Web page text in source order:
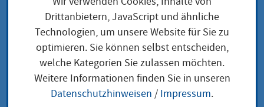
Einkaufsfahrt der
Drittanbietern, JavaScript und ähnliche
Technologien, um unsere Website für Sie zu
optimieren. Sie können selbst entscheiden,
welche Kategorien Sie zulassen möchten.
Weitere Informationen finden Sie in unseren
Datenschutzhinweisen / Impressum.